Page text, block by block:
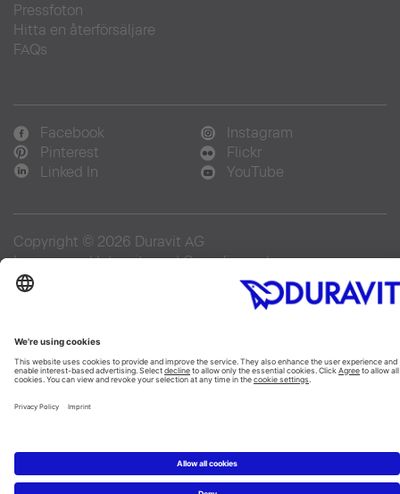
Pressfoton
Hitta en återförsäljare
FAQs
Facebook
Instagram
Pinterest
Flickr
Linked In
YouTube
Copyright © 2026 Duravit AG
Impressum|Integrity and Compliance|
Integritetsmeddelande
Cookie settings